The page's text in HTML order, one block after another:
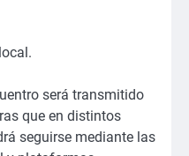
será transmitido
que en distintos
seguirse mediante las